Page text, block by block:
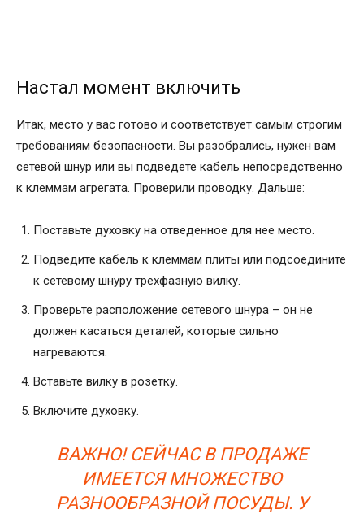
Настал момент включить
Итак, место у вас готово и соответствует самым строгим
требованиям безопасности. Вы разобрались, нужен вам
сетевой шнур или вы подведете кабель непосредственно
к клеммам агрегата. Проверили проводку. Дальше:
Поставьте духовку на отведенное для нее место.
Подведите кабель к клеммам плиты или подсоедините
к сетевому шнуру трехфазную вилку.
Проверьте расположение сетевого шнура – он не
должен касаться деталей, которые сильно
нагреваются.
Вставьте вилку в розетку.
Включите духовку.
ВАЖНО! СЕЙЧАС В ПРОДАЖЕ
ИМЕЕТСЯ МНОЖЕСТВО
РАЗНООБРАЗНОЙ ПОСУДЫ. У